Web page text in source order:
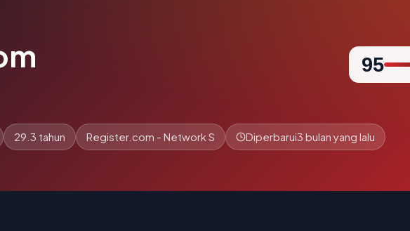
95
29.3 tahun Register.com - Network S Diperbarui3 bulan yang lalu